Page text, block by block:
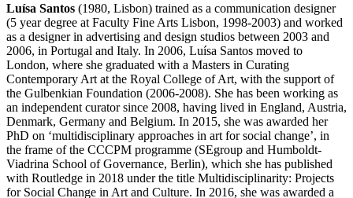
Luísa Santos (1980, Lisbon) trained as a communication designer
(5 year degree at Faculty Fine Arts Lisbon, 1998-2003) and worked
as a designer in advertising and design studios between 2003 and
2006, in Portugal and Italy. In 2006, Luísa Santos moved to
London, where she graduated with a Masters in Curating
Contemporary Art at the Royal College of Art, with the support of
the Gulbenkian Foundation (2006-2008). She has been working as
an independent curator since 2008, having lived in England, Austria,
Denmark, Germany and Belgium. In 2015, she was awarded her
PhD on ‘multidisciplinary approaches in art for social change’, in
the frame of the CCCPM programme (SEgroup and Humboldt-
Viadrina School of Governance, Berlin), which she has published
with Routledge in 2018 under the title Multidisciplinarity: Projects
for Social Change in Art and Culture. In 2016, she was awarded a